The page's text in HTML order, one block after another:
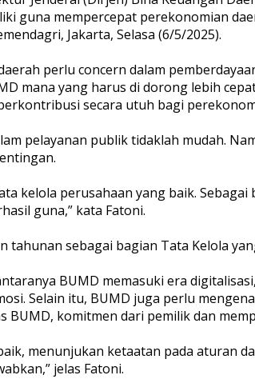
guna mempercepat perekonomian
Jakarta, Selasa (6/5/2025).
perlu concern dalam
mana yang harus di dorong lebih
secara utuh bagi
pelayanan publik tidaklah mudah.
kelola perusahaan yang baik.
guna,” kata Fatoni.
sebagai bagian Tata Kelola
BUMD memasuki era
Selain itu, BUMD juga perlu
BUMD, komitmen dari pemilik dan
menunjukan ketaatan pada aturan
jelas Fatoni.